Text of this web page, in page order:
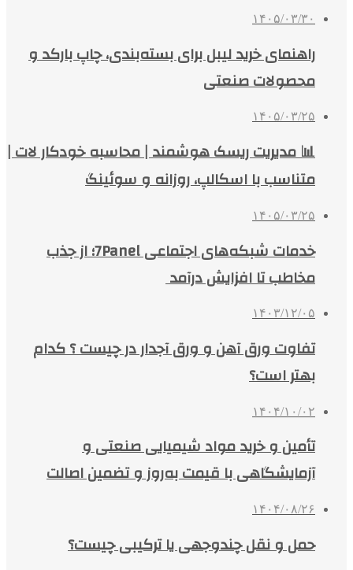
۱۴۰۵/۰۳/۳۰
راهنمای خرید لیبل برای بسته‌بندی، چاپ بارکد و
محصولات صنعتی
۱۴۰۵/۰۳/۲۵
📊 مدیریت ریسک هوشمند | محاسبه خودکار لات |
متناسب با اسکالپ، روزانه و سوئینگ
۱۴۰۵/۰۳/۲۵
خدمات شبکه‌های اجتماعی 7Panel؛ از جذب
مخاطب تا افزایش درآمد
۱۴۰۳/۱۲/۰۵
تفاوت ورق آهن و ورق آجدار در چیست ؟ کدام
بهتر است؟
۱۴۰۴/۱۰/۰۲
تأمین و خرید مواد شیمیایی صنعتی و
آزمایشگاهی با قیمت به‌روز و تضمین اصالت
۱۴۰۴/۰۸/۲۶
حمل و نقل چندوجهی یا ترکیبی چیست؟